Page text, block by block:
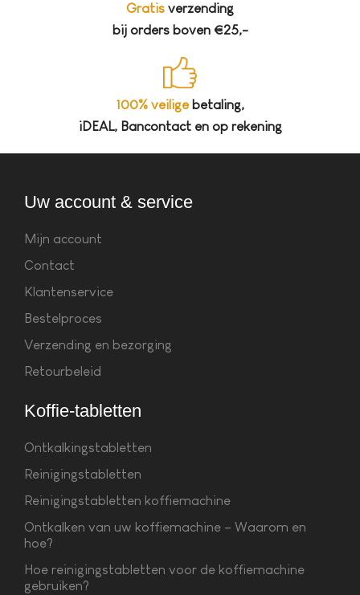
Gratis verzending
bij orders boven €25,-
100% veiligebetaling,
iDEAL, Bancontact en op rekening
Uw account & service
Mijn account
Contact
Klantenservice
Bestelproces
Verzending en bezorging
Retourbeleid
Koffie-tabletten
Ontkalkingstabletten
Reinigingstabletten
Reinigingstabletten koffiemachine
Ontkalken van uw koffiemachine – Waarom en
hoe?
Hoe reinigingstabletten voor de koffiemachine
gebruiken?